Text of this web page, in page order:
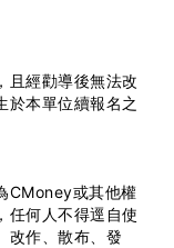
且經勸導後無法改
於本單位續報名之
CMoney或其他權
任何人不得逕自使
改作、散布、發